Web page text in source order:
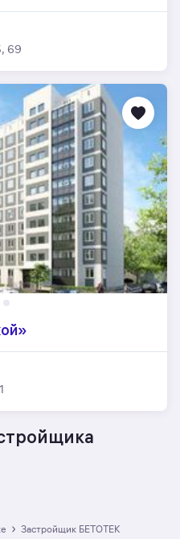
69
› Застройщик БЕТОТЕК